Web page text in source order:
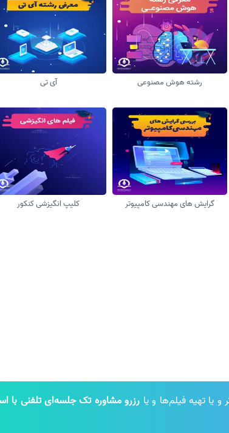
رشته هوش مصنوعی آی تی
گرایش های مهندسی کامپیوتر کلیپ انگیزشی کنکور
یا تهیه فیلم‌ها و یا رزرو مشاوره تک جلسه‌ای تلفنی با